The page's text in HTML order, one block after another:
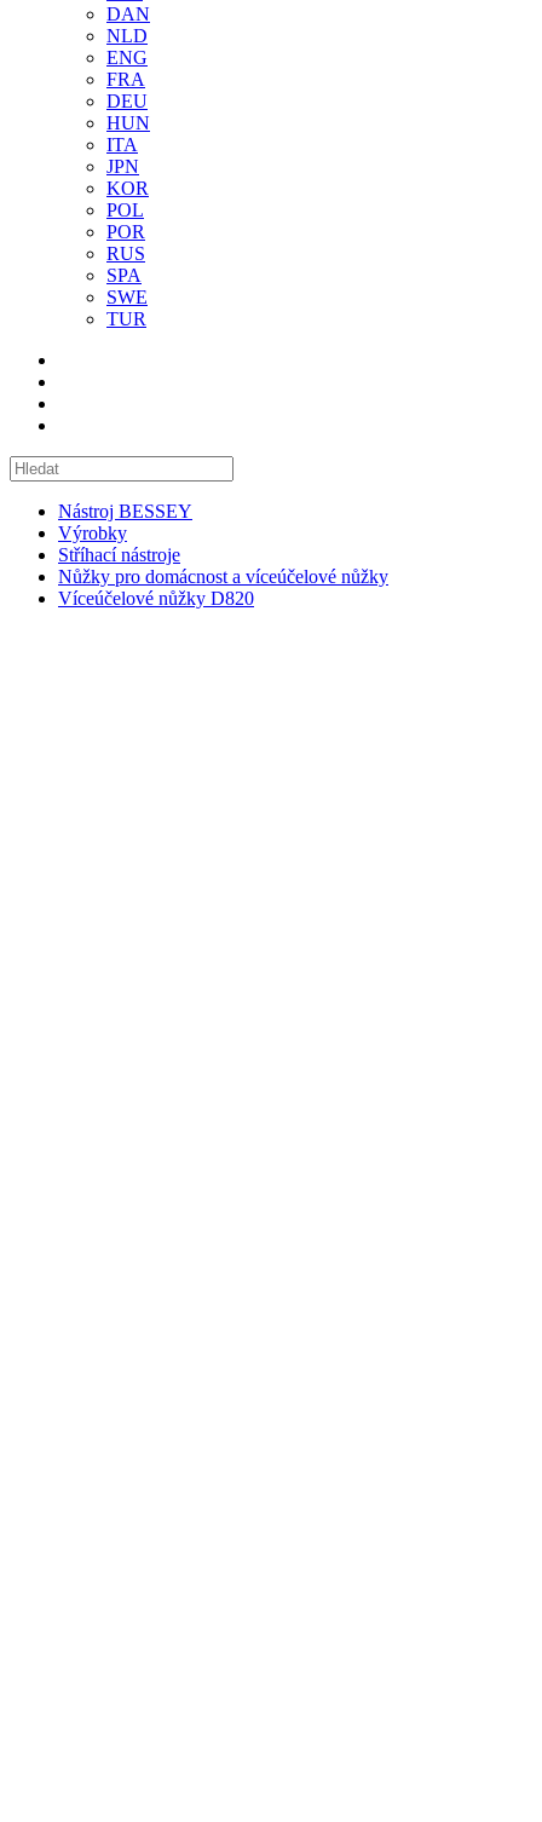
DAN
NLD
ENG
FRA
DEU
HUN
ITA
JPN
KOR
POL
POR
RUS
SPA
SWE
TUR
Nástroj BESSEY
Výrobky
Stříhací nástroje
Nůžky pro domácnost a víceúčelové nůžky
Víceúčelové nůžky D820